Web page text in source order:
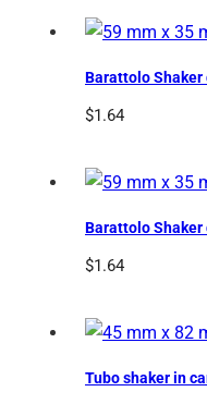
Barattolo Shaker
$1.64
Barattolo Shaker
$1.64
Tubo shaker in